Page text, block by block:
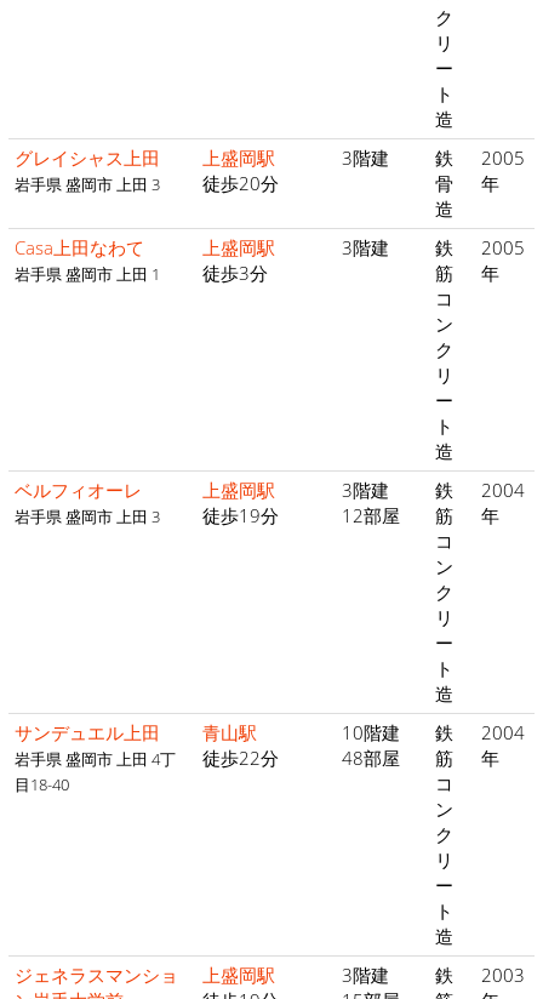
ク
リ
ー
ト
造
グレイシャス上田
岩手県 盛岡市 上田 3
上盛岡駅
徒歩20分
3階建
鉄
骨
造
2005
年
Casa上田なわて
岩手県 盛岡市 上田 1
上盛岡駅
徒歩3分
3階建
鉄
筋
コ
ン
ク
リ
ー
ト
造
2005
年
ベルフィオーレ
岩手県 盛岡市 上田 3
上盛岡駅
徒歩19分
3階建
12部屋
鉄
筋
コ
ン
ク
リ
ー
ト
造
2004
年
サンデュエル上田
岩手県 盛岡市 上田 4丁
目18-40
青山駅
徒歩22分
10階建
48部屋
鉄
筋
コ
ン
ク
リ
ー
ト
造
2004
年
ジェネラスマンショ
上盛岡駅
3階建
鉄
2003